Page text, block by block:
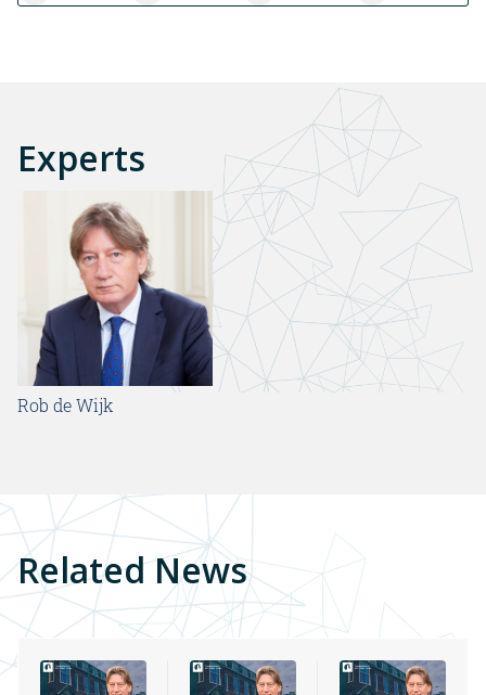
Experts
Rob de Wijk
Related News